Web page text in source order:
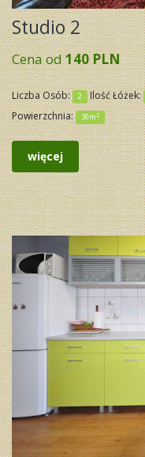
Studio 2
Cena od140 PLN
Liczba Osób: 2 Ilość Łóżek:
Powierzchnia: 30m2
więcej